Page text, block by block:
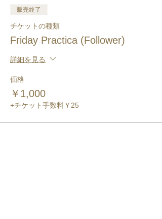
販売終了
チケットの種類
Friday Practica (Follower)
詳細を見る
価格
￥1,000
+チケット手数料￥25